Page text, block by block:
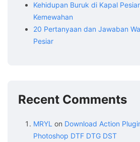
Kehidupan Buruk di Kapal
Kemewahan
20 Pertanyaan dan Jawaban
Pesiar
Recent Comments
MRYL on Download Action
Photoshop DTF DTG DST